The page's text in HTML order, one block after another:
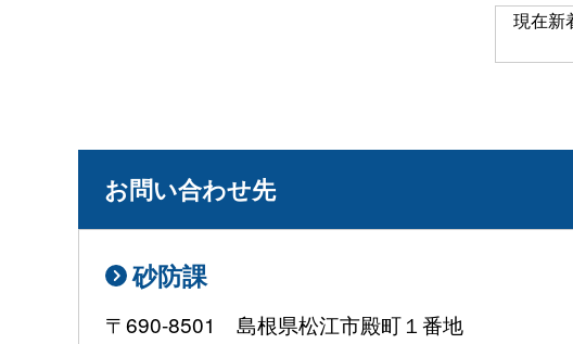
現在新
お問い合わせ先
砂防課
〒690-8501 島根県松江市殿町１番地